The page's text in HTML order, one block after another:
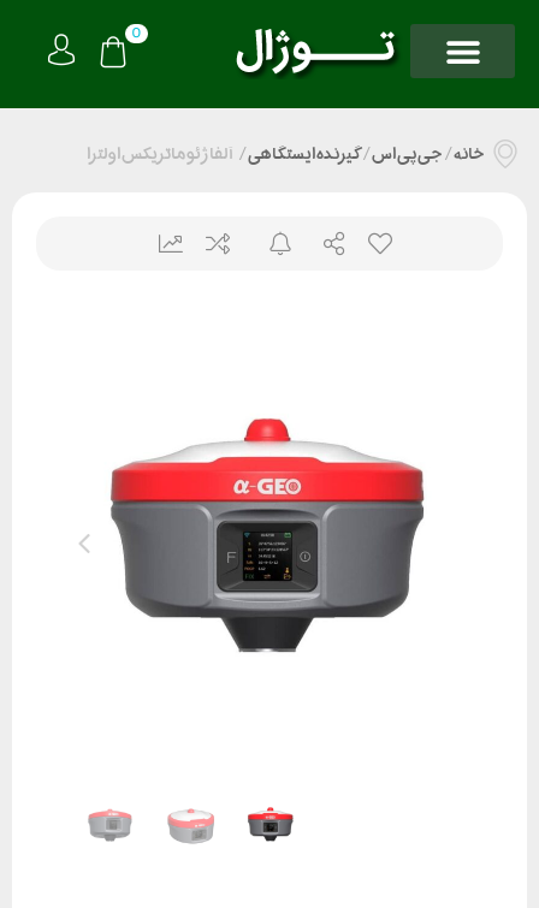
0
خانه/جی پی اس/گیرنده ایستگاهی/ آلفا ژئو ماتریکس اولترا